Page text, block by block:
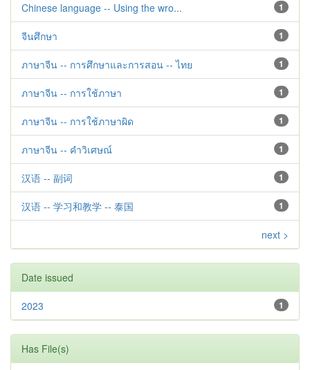
1
Chinese language -- Using the wro...
1
จีนศึกษา
1
ภาษาจีน -- การศึกษาและการสอน -- ไทย
1
ภาษาจีน -- การใช้ภาษา
1
ภาษาจีน -- การใช้ภาษาผิด
1
ภาษาจีน -- คำวิเศษณ์
1
汉语 -- 副词
1
汉语 -- 学习和教学 -- 泰国
next >
Date issued
1
2023
Has File(s)